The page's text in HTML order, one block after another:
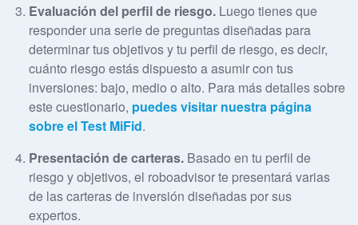
Evaluación del perfil de riesgo. Luego tienes que
responder una serie de preguntas diseñadas para
determinar tus objetivos y tu perfil de riesgo, es decir,
cuánto riesgo estás dispuesto a asumir con tus
inversiones: bajo, medio o alto. Para más detalles sobre
este cuestionario, puedes visitar nuestra página
sobre el Test MiFid.
Presentación de carteras. Basado en tu perfil de
riesgo y objetivos, el roboadvisor te presentará varias
de las carteras de inversión diseñadas por sus
expertos.